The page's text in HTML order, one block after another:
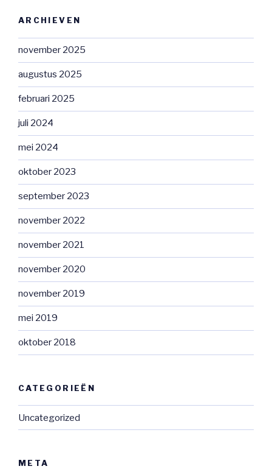
ARCHIEVEN
november 2025
augustus 2025
februari 2025
juli 2024
mei 2024
oktober 2023
september 2023
november 2022
november 2021
november 2020
november 2019
mei 2019
oktober 2018
CATEGORIEËN
Uncategorized
META